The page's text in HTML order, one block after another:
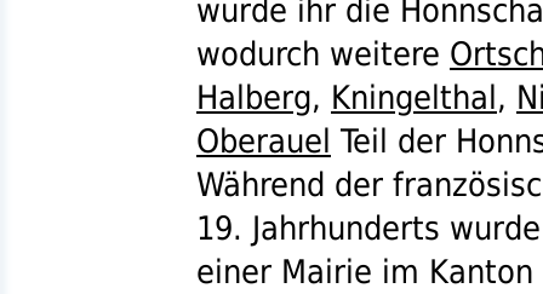
wurde ihr die
wodurch weitere
Halberg, Kningelthal,
Oberauel Teil der
Während der
19. Jahrhunderts
einer Mairie im Kanton